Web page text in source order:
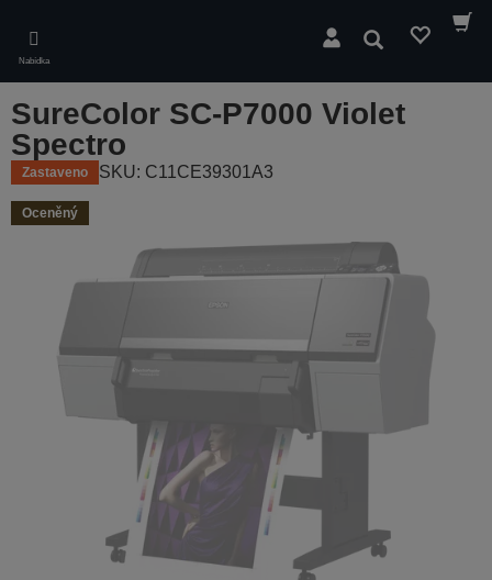
main
content
Nabídka
Hledat
SureColor SC-P7000 Violet
Spectro
Zastaveno SKU: C11CE39301A3
Oceněný